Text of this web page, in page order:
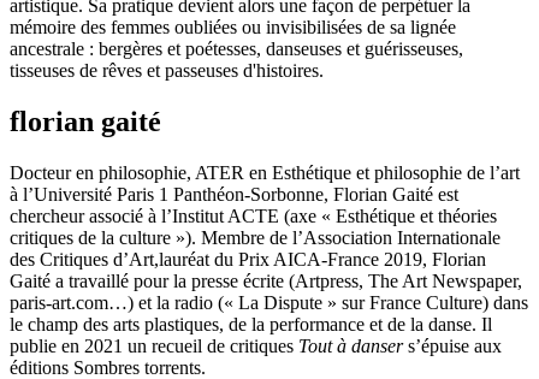
artistique. Sa pratique devient alors une façon de perpétuer la
mémoire des femmes oubliées ou invisibilisées de sa lignée
ancestrale : bergères et poétesses, danseuses et guérisseuses,
tisseuses de rêves et passeuses d'histoires.
florian gaité
Docteur en philosophie, ATER en Esthétique et philosophie de l’art
à l’Université Paris 1 Panthéon-Sorbonne, Florian Gaité est
chercheur associé à l’Institut ACTE (axe « Esthétique et théories
critiques de la culture »). Membre de l’Association Internationale
des Critiques d’Art,lauréat du Prix AICA-France 2019, Florian
Gaité a travaillé pour la presse écrite (Artpress, The Art Newspaper,
paris-art.com…) et la radio (« La Dispute » sur France Culture) dans
le champ des arts plastiques, de la performance et de la danse. Il
publie en 2021 un recueil de critiques Tout à dansers’épuise aux
éditions Sombres torrents.